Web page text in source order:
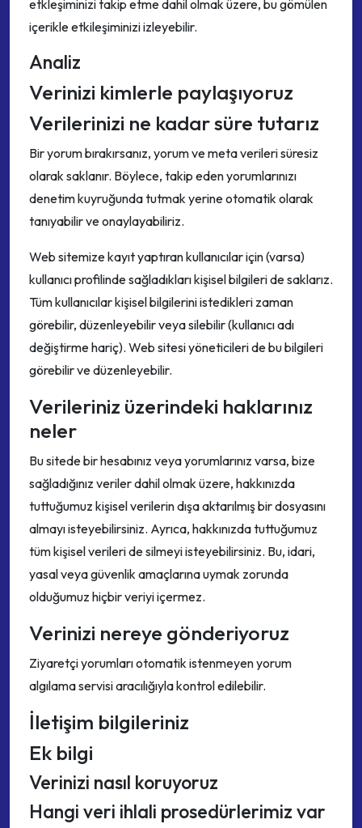
etkleşiminizi takip etme dahil olmak üzere, bu gömülen
içerikle etkileşiminizi izleyebilir.
Analiz
Verinizi kimlerle paylaşıyoruz
Verilerinizi ne kadar süre tutarız
Bir yorum bırakırsanız, yorum ve meta verileri süresiz
olarak saklanır. Böylece, takip eden yorumlarınızı
denetim kuyruğunda tutmak yerine otomatik olarak
tanıyabilir ve onaylayabiliriz.
Web sitemize kayıt yaptıran kullanıcılar için (varsa)
kullanıcı profilinde sağladıkları kişisel bilgileri de saklarız.
Tüm kullanıcılar kişisel bilgilerini istedikleri zaman
görebilir, düzenleyebilir veya silebilir (kullanıcı adı
değiştirme hariç). Web sitesi yöneticileri de bu bilgileri
görebilir ve düzenleyebilir.
Verileriniz üzerindeki haklarınız
neler
Bu sitede bir hesabınız veya yorumlarınız varsa, bize
sağladığınız veriler dahil olmak üzere, hakkınızda
tuttuğumuz kişisel verilerin dışa aktarılmış bir dosyasını
almayı isteyebilirsiniz. Ayrıca, hakkınızda tuttuğumuz
tüm kişisel verileri de silmeyi isteyebilirsiniz. Bu, idari,
yasal veya güvenlik amaçlarına uymak zorunda
olduğumuz hiçbir veriyi içermez.
Verinizi nereye gönderiyoruz
Ziyaretçi yorumları otomatik istenmeyen yorum
algılama servisi aracılığıyla kontrol edilebilir.
İletişim bilgileriniz
Ek bilgi
Verinizi nasıl koruyoruz
Hangi veri ihlali prosedürlerimiz var